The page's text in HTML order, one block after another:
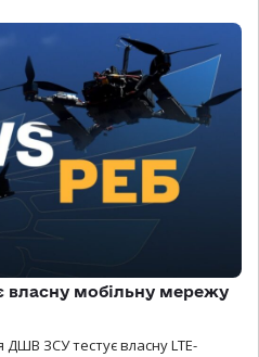
власну мобільну мережу
ЗСУ тестує власну LTE-